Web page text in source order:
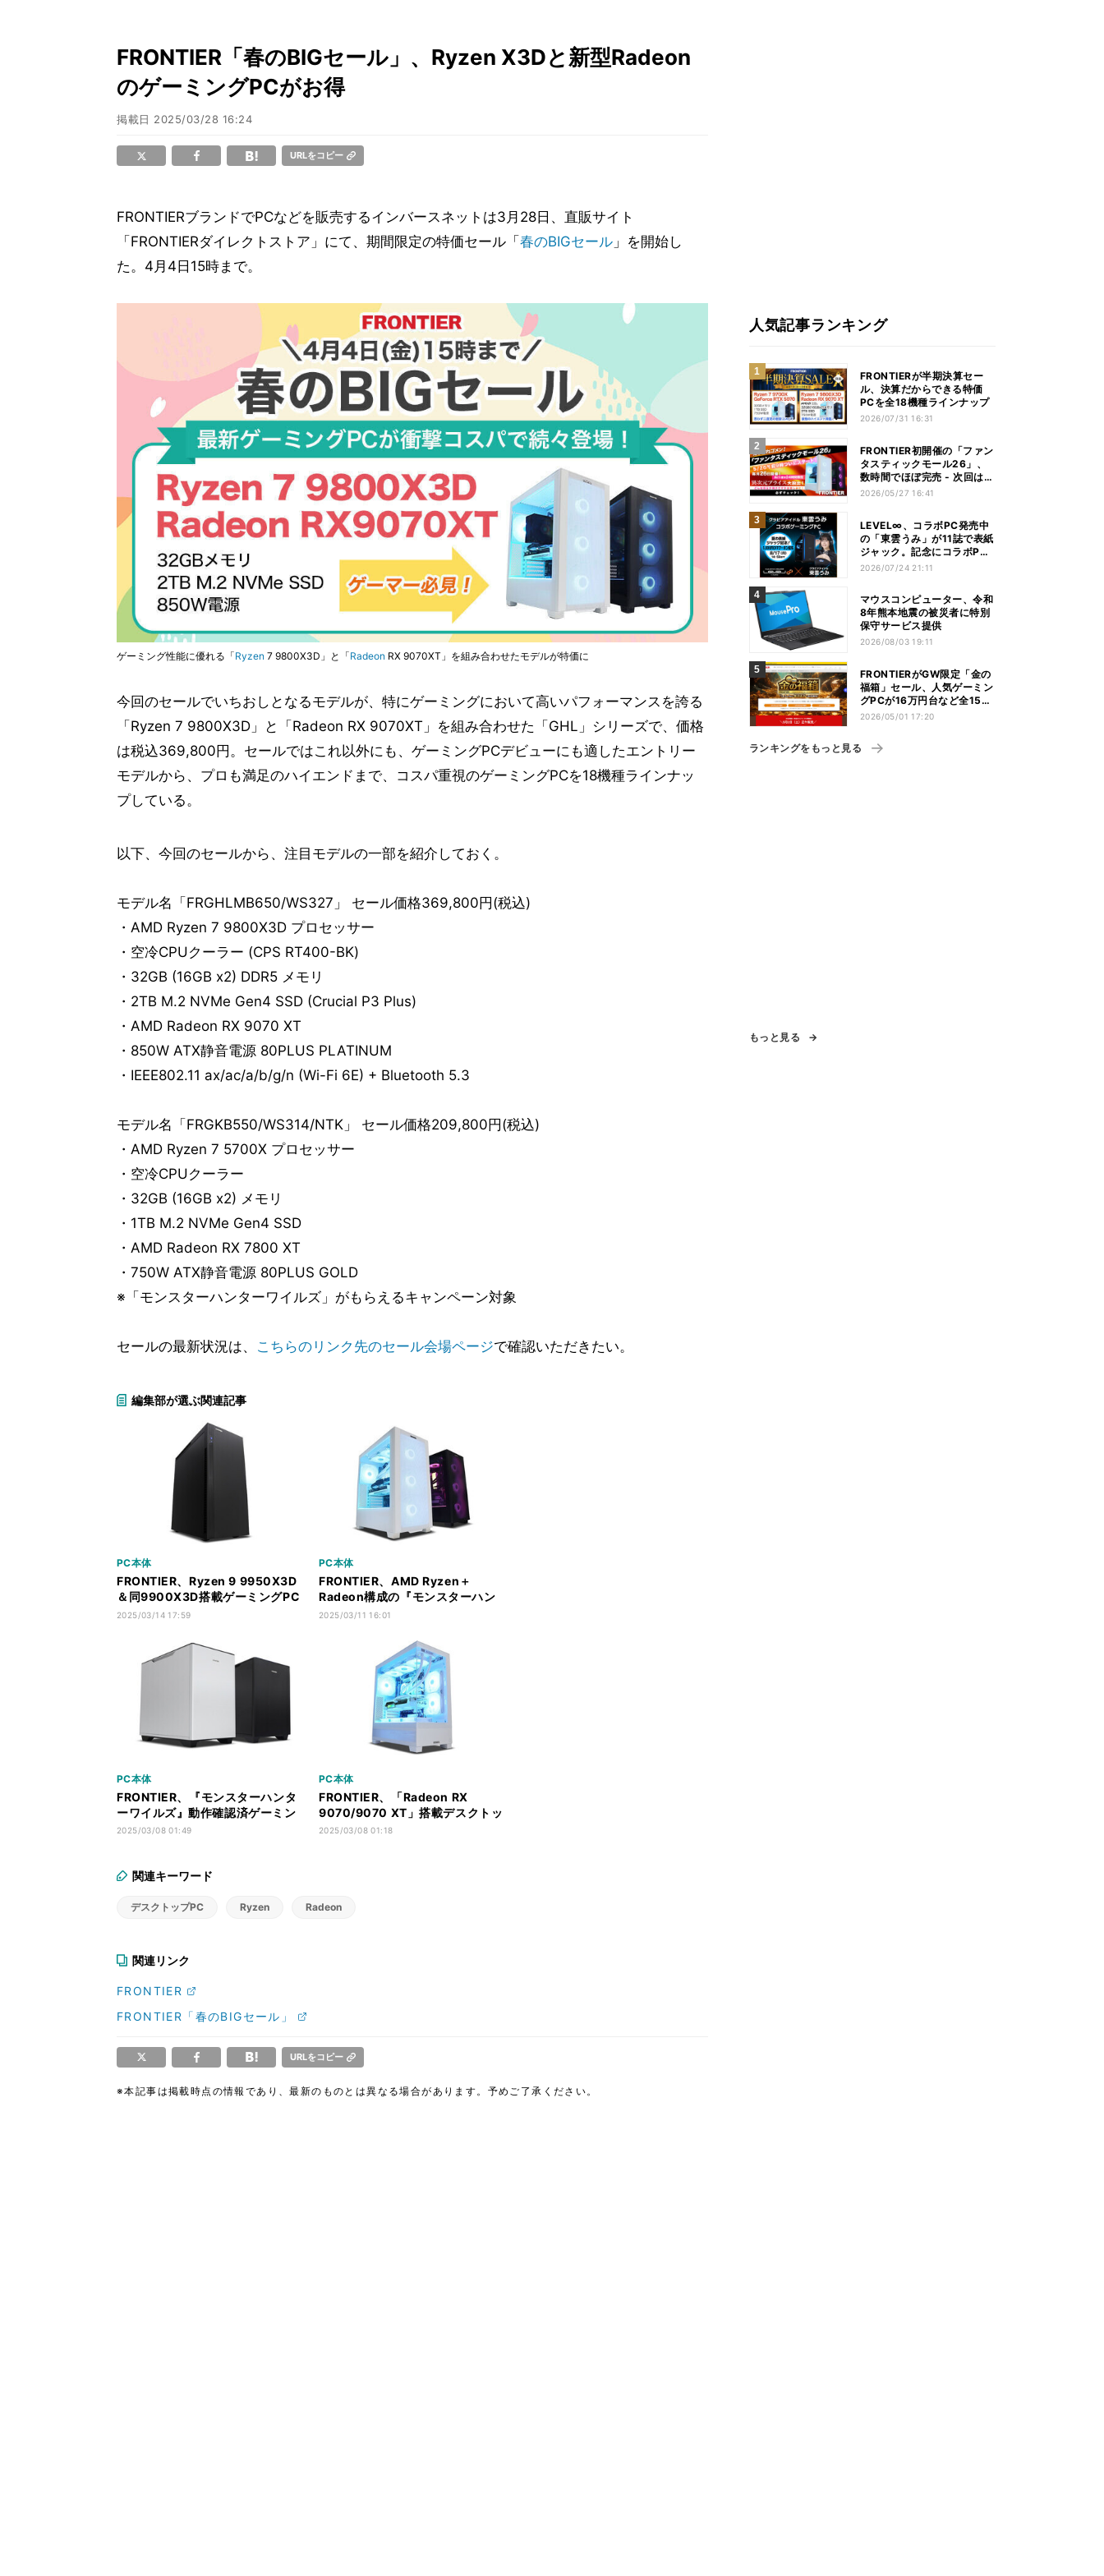
FRONTIER「春のBIGセール」、Ryzen X3Dと新型Radeon
のゲーミングPCがお得
掲載日 2025/03/28 16:24
URLをコピー
FRONTIERブランドでPCなどを販売するインバースネットは3月28日、直販サイト
「FRONTIERダイレクトストア」にて、期間限定の特価セール「 春のBIGセール 」を開始し
た。4月4日15時まで。
ゲーミング性能に優れる「Ryzen 7 9800X3D」と「Radeon RX 9070XT」を組み合わせたモデルが特価に
今回のセールでいちおしとなるモデルが、特にゲーミングにおいて高いパフォーマンスを誇る
「Ryzen 7 9800X3D」と「Radeon RX 9070XT」を組み合わせた「GHL」シリーズで、価格
は税込369,800円。セールではこれ以外にも、ゲーミングPCデビューにも適したエントリー
モデルから、プロも満足のハイエンドまで、コスパ重視のゲーミングPCを18機種ラインナッ
プしている。
以下、今回のセールから、注目モデルの一部を紹介しておく。
モデル名「FRGHLMB650/WS327」 セール価格369,800円(税込)
・AMD Ryzen 7 9800X3D プロセッサー
・空冷CPUクーラー (CPS RT400-BK)
・32GB (16GB x2) DDR5 メモリ
・2TB M.2 NVMe Gen4 SSD (Crucial P3 Plus)
・AMD Radeon RX 9070 XT
・850W ATX静音電源 80PLUS PLATINUM
・IEEE802.11 ax/ac/a/b/g/n (Wi-Fi 6E) + Bluetooth 5.3
モデル名「FRGKB550/WS314/NTK」 セール価格209,800円(税込)
・AMD Ryzen 7 5700X プロセッサー
・空冷CPUクーラー
・32GB (16GB x2) メモリ
・1TB M.2 NVMe Gen4 SSD
・AMD Radeon RX 7800 XT
・750W ATX静音電源 80PLUS GOLD
※「モンスターハンターワイルズ」がもらえるキャンペーン対象
セールの最新状況は、 こちらのリンク先のセール会場ページで確認いただきたい。
編集部が選ぶ関連記事
PC本体
FRONTIER、Ryzen 9 9950X3D
＆同9900X3D搭載ゲーミングPC
発売 - AMD最新ハイエンド
2025/03/14 17:59
PC本体
FRONTIER、AMD Ryzen＋
Radeon構成の『モンスターハン
ターワイルズ』動作確認済みPC
2025/03/11 16:01
PC本体
FRONTIER、『モンスターハンタ
ーワイルズ』動作確認済ゲーミン
グPC発売 - 239,800円から
2025/03/08 01:49
PC本体
FRONTIER、「Radeon RX
9070/9070 XT」搭載デスクトッ
プPC発売 - 329,800円から
2025/03/08 01:18
関連キーワード
デスクトップPC Ryzen Radeon
関連リンク
FRONTIER
FRONTIER「春のBIGセール」
URLをコピー
※本記事は掲載時点の情報であり、最新のものとは異なる場合があります。予めご了承ください。
人気記事ランキング
FRONTIERが半期決算セー
ル、決算だからできる特価
PCを全18機種ラインナップ
2026/07/31 16:31
FRONTIER初開催の「ファン
タスティックモール26」、
数時間でほぼ完売 - 次回は来
月26日
2026/05/27 16:41
LEVEL∞、コラボPC発売中
の「東雲うみ」が11誌で表紙
ジャック。記念にコラボPC
プレゼントキャンペーン
2026/07/24 21:11
マウスコンピューター、令和
8年熊本地震の被災者に特別
保守サービス提供
2026/08/03 19:11
FRONTIERがGW限定「金の
福箱」セール、人気ゲーミン
グPCが16万円台など全15モ
デル
2026/05/01 17:20
ランキングをもっと見る
もっと見る